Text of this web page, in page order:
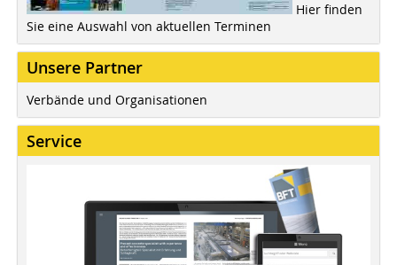
Hier finden
Sie eine Auswahl von aktuellen Terminen
Unsere Partner
Verbände und Organisationen
Service